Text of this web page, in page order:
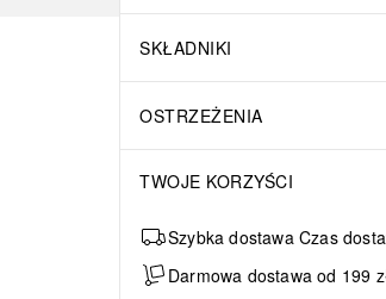
SKŁADNIKI
OSTRZEŻENIA
TWOJE KORZYŚCI
Szybka dostawa Czas
Darmowa dostawa od 199